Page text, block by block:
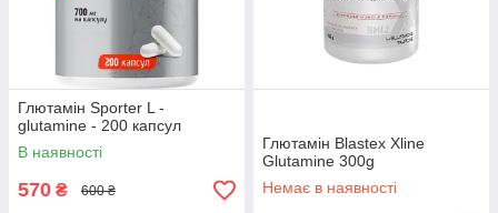
Глютамін Sporter L -
glutamine - 200 капсул
В наявності
570 ₴ 600 ₴
Глютамін Blastex Xline
Glutamine 300g
Немає в наявності